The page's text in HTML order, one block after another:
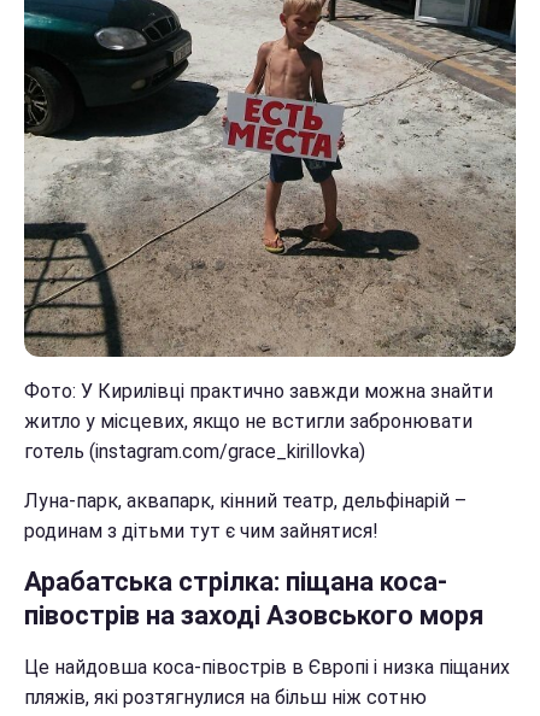
Фото: У Кирилівці практично завжди можна знайти
житло у місцевих, якщо не встигли забронювати
готель (instagram.com/grace_kirillovka)
Луна-парк, аквапарк, кінний театр, дельфінарій –
родинам з дітьми тут є чим зайнятися!
Арабатська стрілка: піщана коса-
півострів на заході Азовського моря
Це найдовша коса-півострів в Європі і низка піщаних
пляжів, які розтягнулися на більш ніж сотню